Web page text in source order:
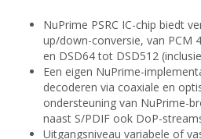
NuPrime PSRC IC-chip biedt
up/down-conversie, van PCM
en DSD64 tot DSD512
Een eigen NuPrime-
decoderen via coaxiale en
ondersteuning van NuPrime-
naast S/PDIF ook DoP-
Uitgangsniveau variabele of